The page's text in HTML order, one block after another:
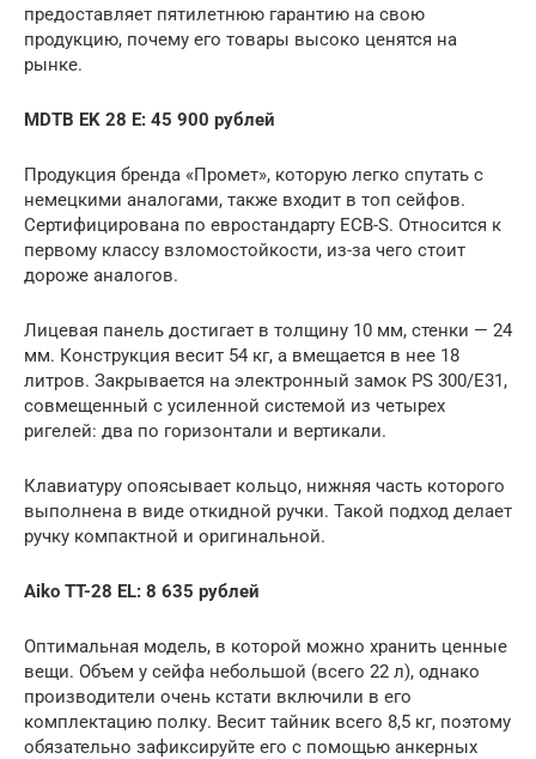
предоставляет пятилетнюю гарантию на свою
продукцию, почему его товары высоко ценятся на
рынке.
MDTB EK 28 E: 45 900 рублей
Продукция бренда «Промет», которую легко спутать с
немецкими аналогами, также входит в топ сейфов.
Сертифицирована по евростандарту ECB-S. Относится к
первому классу взломостойкости, из-за чего стоит
дороже аналогов.
Лицевая панель достигает в толщину 10 мм, стенки — 24
мм. Конструкция весит 54 кг, а вмещается в нее 18
литров. Закрывается на электронный замок PS 300/E31,
совмещенный с усиленной системой из четырех
ригелей: два по горизонтали и вертикали.
Клавиатуру опоясывает кольцо, нижняя часть которого
выполнена в виде откидной ручки. Такой подход делает
ручку компактной и оригинальной.
Aiko TT-28 EL: 8 635 рублей
Оптимальная модель, в которой можно хранить ценные
вещи. Объем у сейфа небольшой (всего 22 л), однако
производители очень кстати включили в его
комплектацию полку. Весит тайник всего 8,5 кг, поэтому
обязательно зафиксируйте его с помощью анкерных